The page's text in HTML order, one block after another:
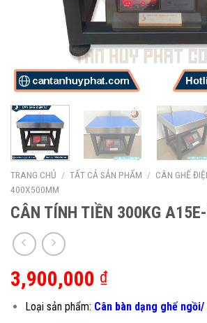
TRANG CHỦ / TẤT CẢ SẢN PHẨM / CÂN GHẾ
400X500MM
CÂN TÍNH TIỀN 300KG
3,900,000 ₫
Loại sản phẩm: Cân bàn dạng ghế